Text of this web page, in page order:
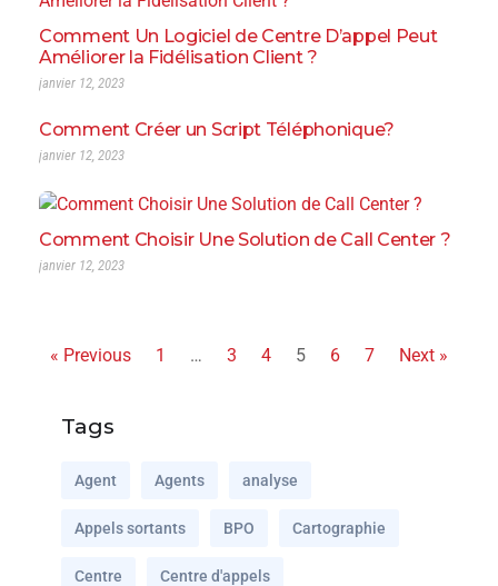
Comment Un Logiciel de Centre D’appel Peut
Améliorer la Fidélisation Client ?
janvier 12, 2023
Comment Créer un Script Téléphonique?
janvier 12, 2023
Comment Choisir Une Solution de Call Center ?
janvier 12, 2023
« Previous 1 … 3 4 5 6 7 Next »
Tags
Agent Agents analyse
Appels sortants BPO Cartographie
Centre Centre d'appels